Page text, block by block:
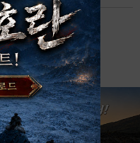
회원가입